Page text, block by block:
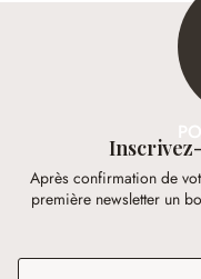
Après confirmation de
première newsletter un
Adresse e-mail*